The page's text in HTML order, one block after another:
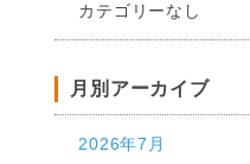
カテゴリーなし
月別アーカイブ
2026年7月